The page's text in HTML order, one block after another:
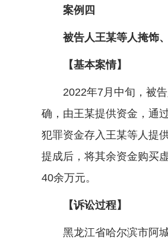
案例四
被告人王某等人掩饰、
【基本案情】
2022年7月中旬，被告
确，由王某提供资金，通
犯罪资金存入王某等人提
提成后，将其余资金购买
40余万元。
【诉讼过程】
黑龙江省哈尔滨市阿城